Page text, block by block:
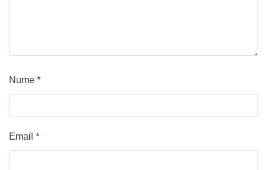
Nume *
Email *